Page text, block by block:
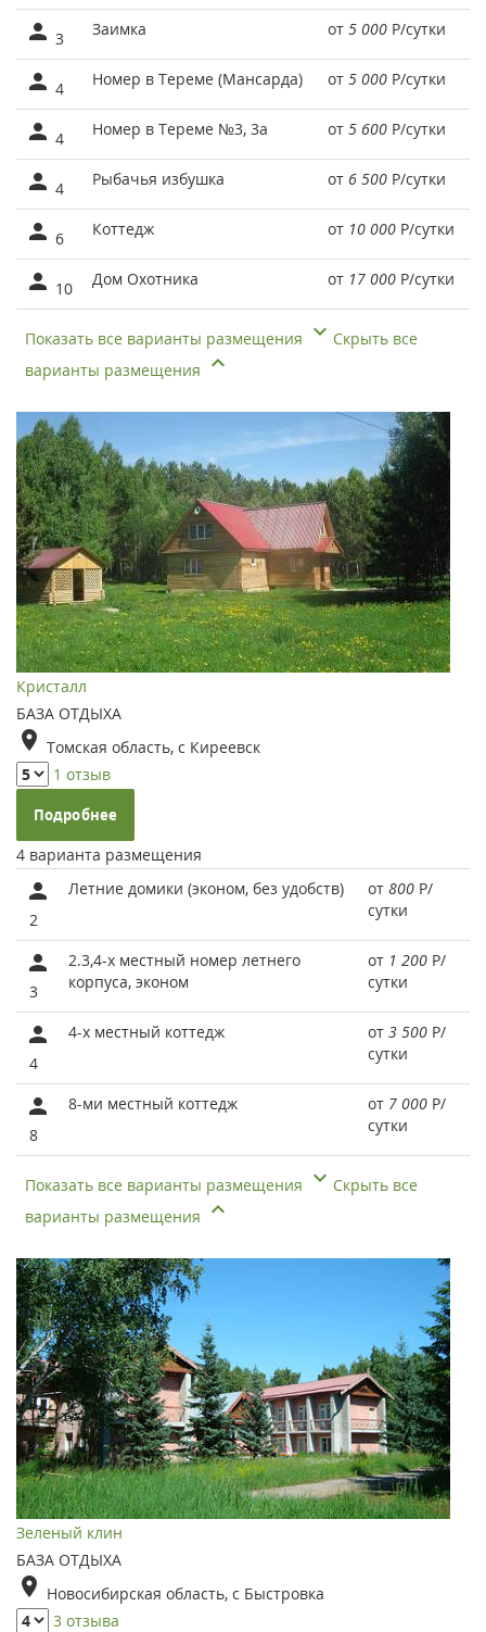
3 Заимка от 5 000 Р/сутки
4 Номер в Тереме (Мансарда) от 5 000 Р/сутки
4 Номер в Тереме №3, 3а от 5 600 Р/сутки
4 Рыбачья избушка от 6 500 Р/сутки
6 Коттедж от 10 000 Р/сутки
10 Дом Охотника от 17 000 Р/сутки
Показать все варианты размещения
Скрыть все
варианты размещения
Кристалл
БАЗА ОТДЫХА
Томская область, с Киреевск
1 отзыв
Подробнее
4 варианта размещения
2
Летние домики (эконом, без удобств) от 800 Р/
сутки
3
2.3,4-х местный номер летнего
корпуса, эконом
от 1 200 Р/
сутки
4
4-х местный коттедж от 3 500 Р/
сутки
8
8-ми местный коттедж от 7 000 Р/
сутки
Показать все варианты размещения
Скрыть все
варианты размещения
Зеленый клин
БАЗА ОТДЫХА
Новосибирская область, с Быстровка
3 отзыва